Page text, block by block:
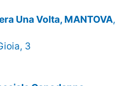
Una Volta, MANTOVA,
3